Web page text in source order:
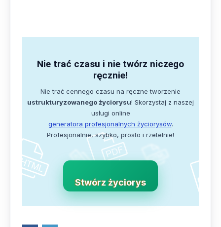
Nie trać czasu i nie twórz niczego
ręcznie!
Nie trać cennego czasu na ręczne tworzenie
ustrukturyzowanego życiorysu! Skorzystaj z naszej
usługi online
generatora profesjonalnych życiorysów.
Profesjonalnie, szybko, prosto i rzetelnie!
Stwórz życiorys